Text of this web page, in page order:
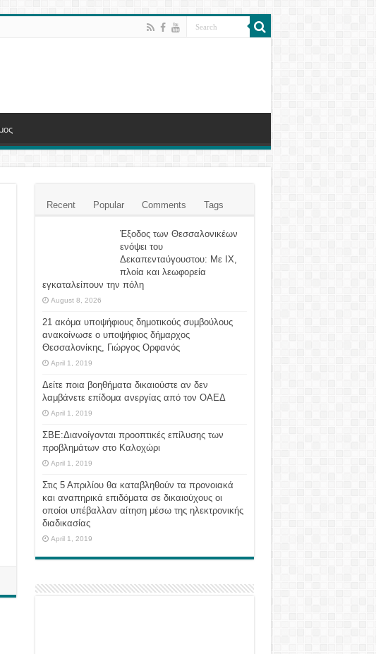
Recent Popular Comments Tags
Έξοδος των Θεσσαλονικέων
ενόψει του
Δεκαπενταύγουστου: Με ΙΧ,
πλοία και λεωφορεία
εγκαταλείπουν την πόλη
August 8, 2026
21 ακόμα υποψήφιους δημοτικούς συμβούλους
ανακοίνωσε ο υποψήφιος δήμαρχος
Θεσσαλονίκης, Γιώργος Ορφανός
April 1, 2019
Δείτε ποια βοηθήματα δικαιούστε αν δεν
λαμβάνετε επίδομα ανεργίας από τον ΟΑΕΔ
April 1, 2019
ΣΒΕ:Διανοίγονται προοπτικές επίλυσης των
προβλημάτων στο Καλοχώρι
April 1, 2019
Στις 5 Απριλίου θα καταβληθούν τα προνοιακά
και αναπηρικά επιδόματα σε δικαιούχους οι
οποίοι υπέβαλλαν αίτηση μέσω της ηλεκτρονικής
διαδικασίας
April 1, 2019